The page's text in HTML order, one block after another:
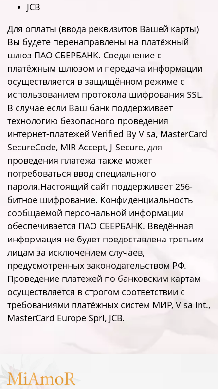
JCB
Для оплаты (ввода реквизитов Вашей карты)
Вы будете перенаправлены на платёжный
шлюз ПАО СБЕРБАНК. Соединение с
платёжным шлюзом и передача информации
осуществляется в защищённом режиме с
использованием протокола шифрования SSL.
В случае если Ваш банк поддерживает
технологию безопасного проведения
интернет-платежей Verified By Visa, MasterCard
SecureCode, MIR Accept, J-Secure, для
проведения платежа также может
потребоваться ввод специального
пароля.Настоящий сайт поддерживает 256-
битное шифрование. Конфиденциальность
сообщаемой персональной информации
обеспечивается ПАО СБЕРБАНК. Введённая
информация не будет предоставлена третьим
лицам за исключением случаев,
предусмотренных законодательством РФ.
Проведение платежей по банковским картам
осуществляется в строгом соответствии с
требованиями платёжных систем МИР, Visa Int.,
MasterCard Europe Sprl, JCB.